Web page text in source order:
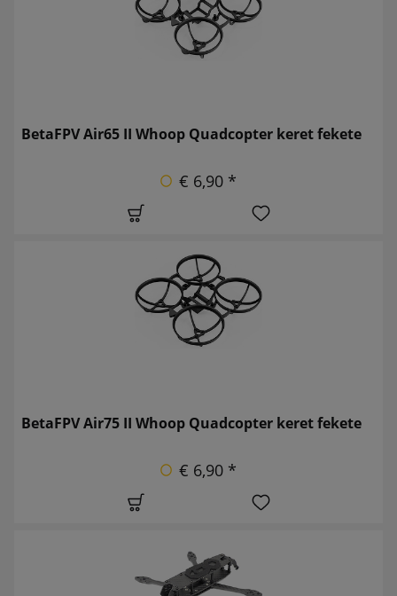
BetaFPV Air65 II Whoop Quadcopter keret fekete
€ 6,90 *
BetaFPV Air75 II Whoop Quadcopter keret fekete
€ 6,90 *